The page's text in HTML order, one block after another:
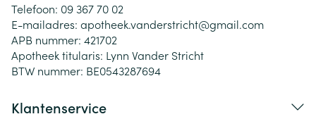
Telefoon: 09 367 70 02
E-mailadres: apotheek.vanderstricht@gmail.com
APB nummer: 421702
Apotheek titularis: Lynn Vander Stricht
BTW nummer: BE0543287694
Klantenservice